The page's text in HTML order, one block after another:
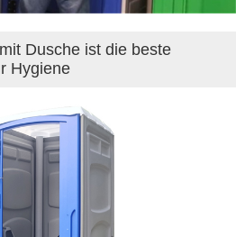
Dusche ist die beste
Hygiene